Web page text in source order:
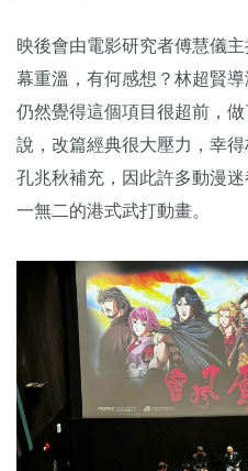
映後會由電影研究者傅慧儀
幕重溫，有何感想？林超賢
仍然覺得這個項目很超前，
說，改篇經典很大壓力，幸
孔兆秋補充，因此許多動漫
一無二的港式武打動畫。